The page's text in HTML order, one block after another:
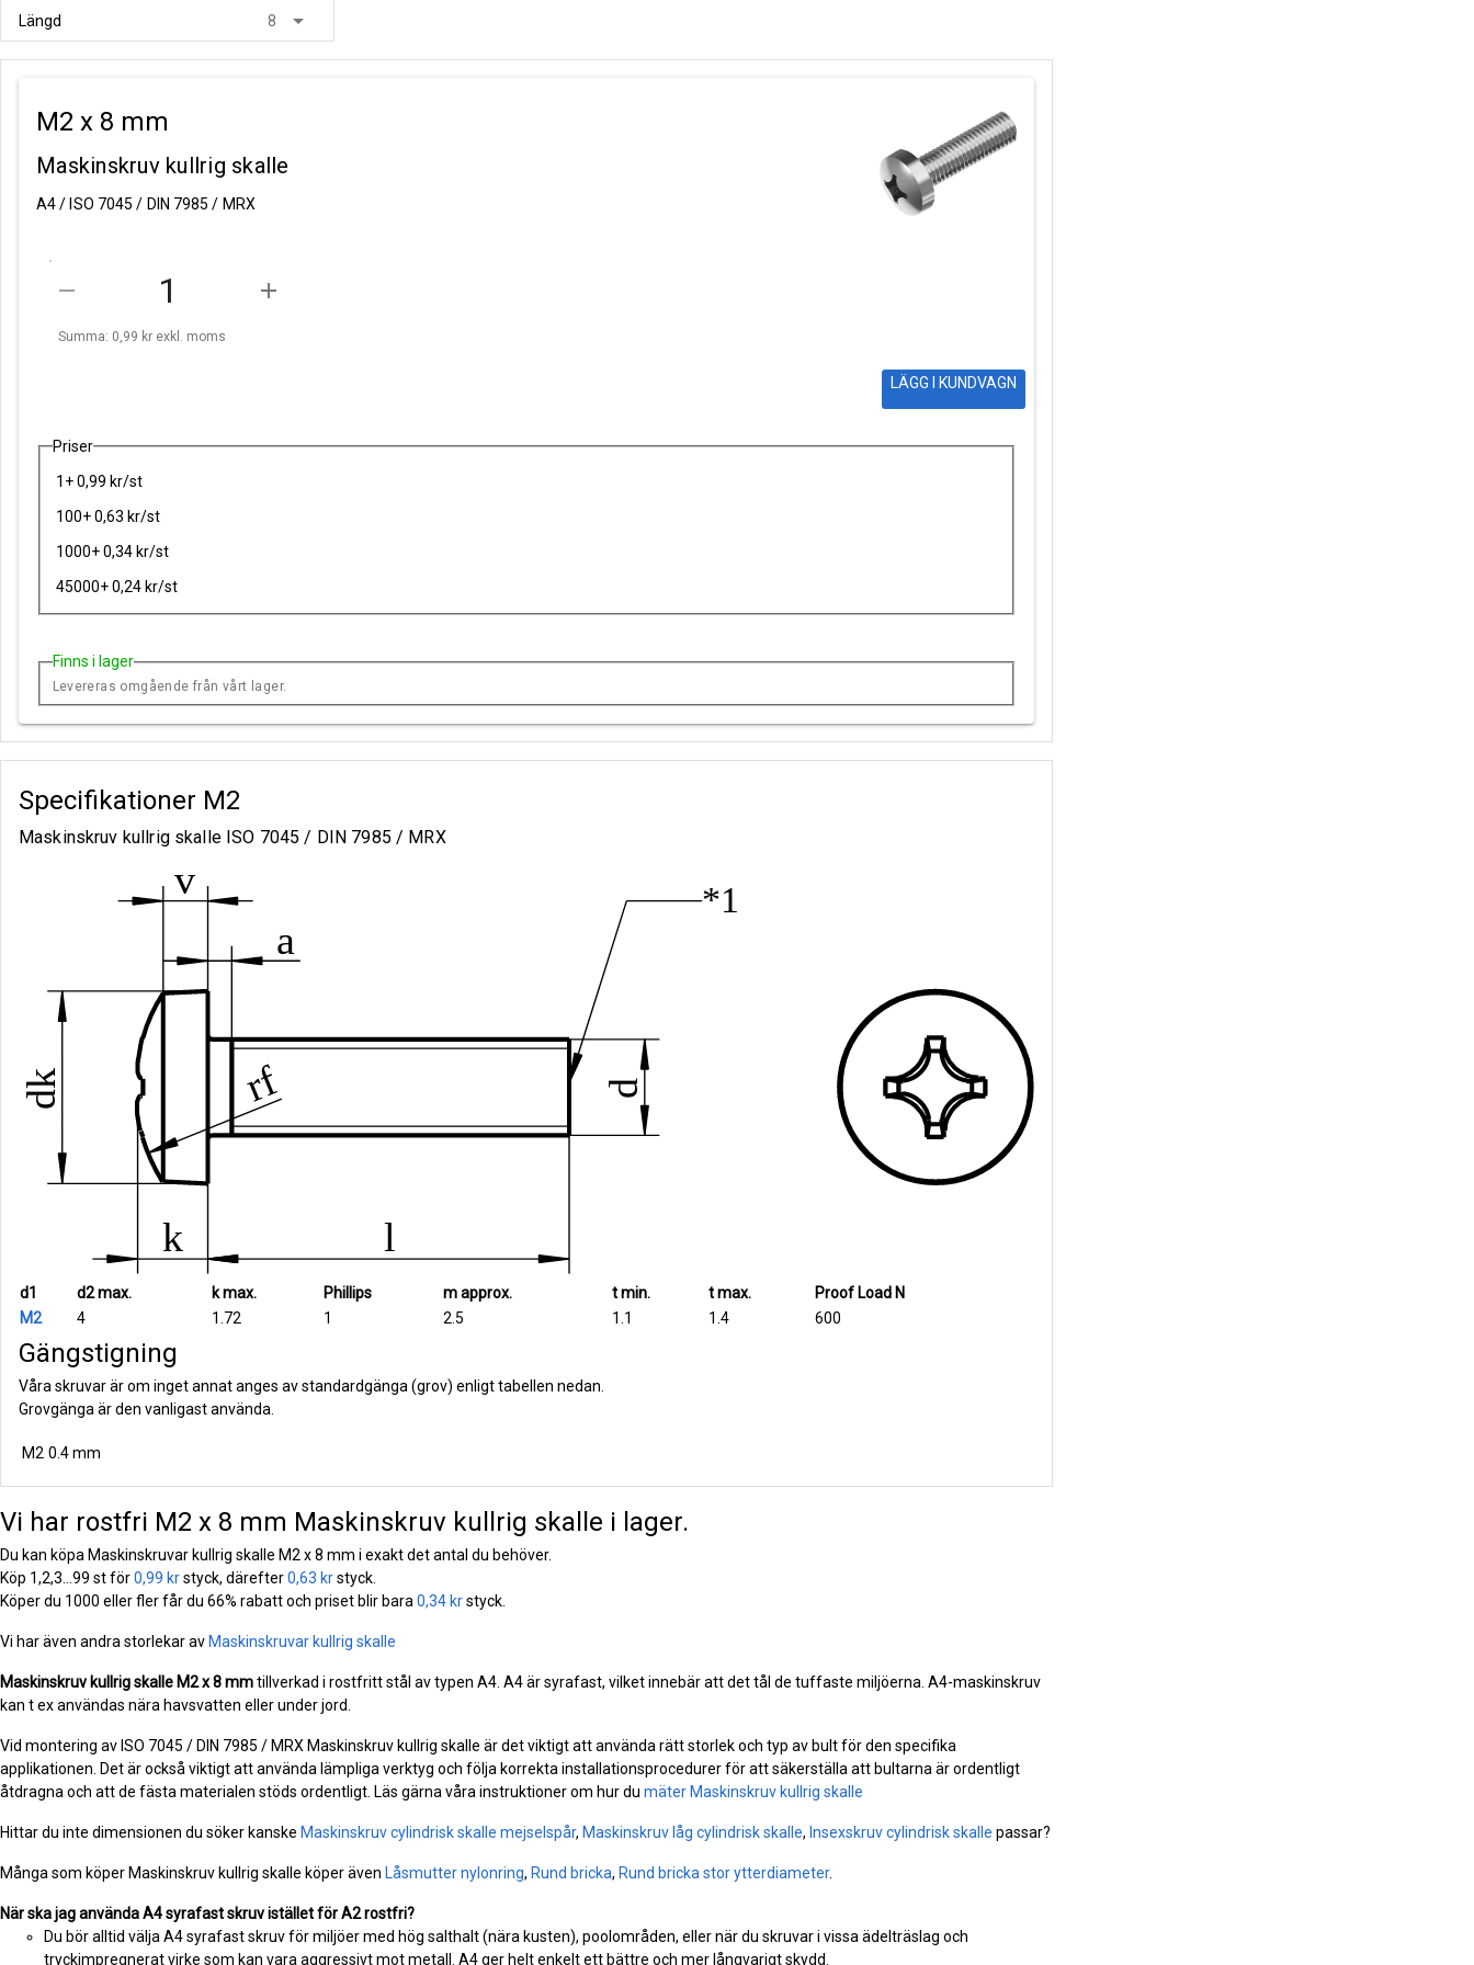
Längd 8 arrow_drop_down
M2 x 8 mm
Maskinskruv kullrig skalle
A4 / ISO 7045 / DIN 7985 / MRX
remove add
Summa: 0,99 kr exkl. moms
LÄGG I KUNDVAGN
Priser
1+ 0,99 kr/st
100+ 0,63 kr/st
1000+ 0,34 kr/st
45000+ 0,24 kr/st
Finns i lager
Levereras omgående från vårt lager.
Specifikationer M2
Maskinskruv kullrig skalle ISO 7045 / DIN 7985 / MRX
d1 d2 max. k max. Phillips m approx. t min. t max.
Proof Load N
M2
4 1.72 1 2.5 1.1 1.4 600
Gängstigning
Våra skruvar är om inget annat anges av standardgänga (grov) enligt tabellen nedan.
Grovgänga är den vanligast använda.
M2 0.4 mm
Vi har rostfri M2 x 8 mm Maskinskruv kullrig skalle i lager.
Du kan köpa Maskinskruvar kullrig skalle M2 x 8 mm i exakt det antal du behöver.
Köp 1,2,3...99 st för0,99 krstyck, därefter0,63 krstyck.
Köper du 1000 eller fler får du 66% rabatt och priset blir bara0,34 krstyck.
Vi har även andra storlekar av Maskinskruvar kullrig skalle
Maskinskruv kullrig skalle M2 x 8 mmtillverkad i rostfritt stål av typen A4. A4 är syrafast, vilket innebär att det tål de tuffaste miljöerna. A4-maskinskruv
kan t ex användas nära havsvatten eller under jord.
Vid montering av ISO 7045 / DIN 7985 / MRX Maskinskruv kullrig skalle är det viktigt att använda rätt storlek och typ av bult för den specifika
applikationen. Det är också viktigt att använda lämpliga verktyg och följa korrekta installationsprocedurer för att säkerställa att bultarna är ordentligt
åtdragna och att de fästa materialen stöds ordentligt. Läs gärna våra instruktioner om hur du mäter Maskinskruv kullrig skalle
Hittar du inte dimensionen du söker kanske Maskinskruv cylindrisk skalle mejselspår, Maskinskruv låg cylindrisk skalle, Insexskruv cylindrisk skalle passar?
Många som köper Maskinskruv kullrig skalle köper även Låsmutter nylonring, Rund bricka, Rund bricka stor ytterdiameter.
När ska jag använda A4 syrafast skruv istället för A2 rostfri?
Du bör alltid välja A4 syrafast skruv för miljöer med hög salthalt (nära kusten), poolområden, eller när du skruvar i vissa ädelträslag och
tryckimpregnerat virke som kan vara aggressivt mot metall. A4 ger helt enkelt ett bättre och mer långvarigt skydd.